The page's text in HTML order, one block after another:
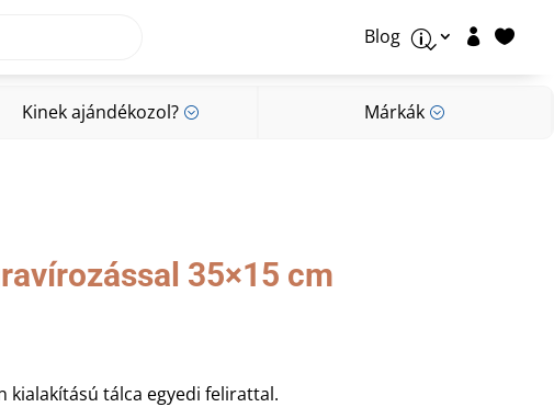
Blog p  
Kinek ajándékozol? ; Márkák ;
Márkák;
35×15 cm
kialakítású tálca egyedi felirattal.